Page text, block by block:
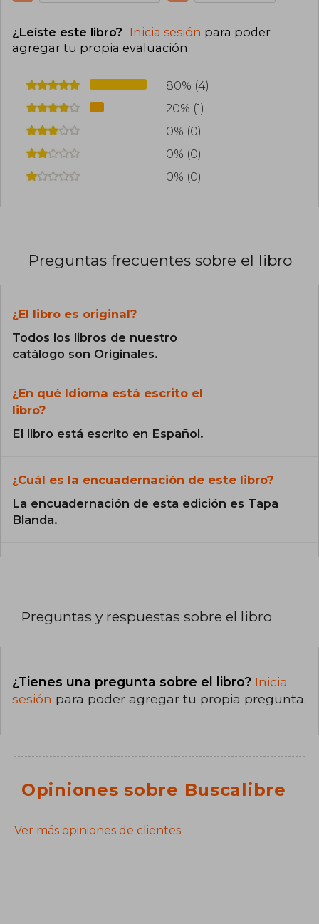
¿Leíste este libro? Inicia sesión para poder
agregar tu propia evaluación.
80% (4)
20% (1)
0% (0)
0% (0)
0% (0)
Preguntas frecuentes sobre el libro
¿El libro es original?
Todos los libros de nuestro
catálogo son Originales.
¿En qué Idioma está escrito el
libro?
El libro está escrito en Español.
¿Cuál es la encuadernación de este libro?
La encuadernación de esta edición es Tapa
Blanda.
Preguntas y respuestas sobre el libro
¿Tienes una pregunta sobre el libro? Inicia
sesión para poder agregar tu propia pregunta.
Opiniones sobre Buscalibre
Ver más opiniones de clientes